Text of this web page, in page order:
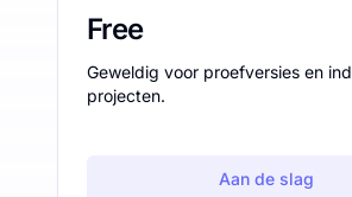
Free
Geweldig voor proefversies en
projecten.
Aan de slag